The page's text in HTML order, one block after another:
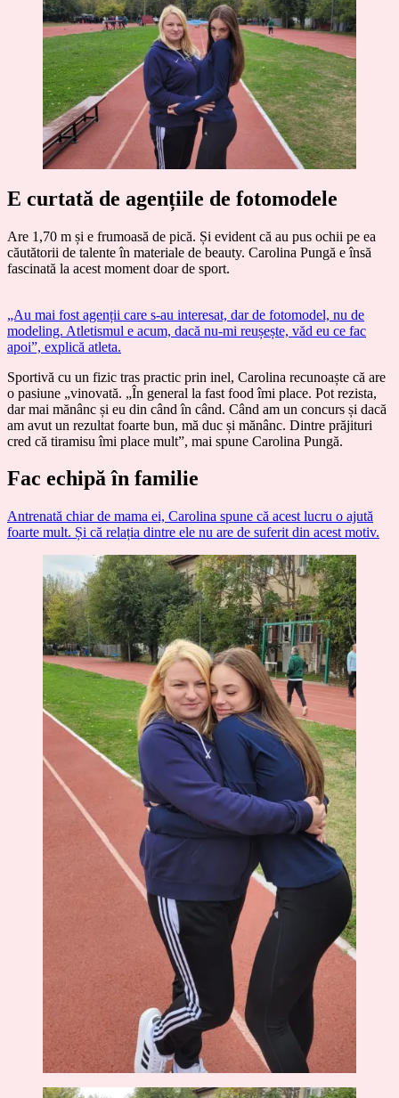
E curtată de agențiile de fotomodele
Are 1,70 m și e frumoasă de pică. Și evident că au pus ochii pe ea
căutătorii de talente în materiale de beauty. Carolina Pungă e însă
fascinată la acest moment doar de sport.
„Au mai fost agenții care s-au interesat, dar de fotomodel, nu de
modeling. Atletismul e acum, dacă nu-mi reușește, văd eu ce fac
apoi”, explică atleta.
Sportivă cu un fizic tras practic prin inel, Carolina recunoaște că are
o pasiune „vinovată. „În general la fast food îmi place. Pot rezista,
dar mai mănânc și eu din când în când. Când am un concurs și dacă
am avut un rezultat foarte bun, mă duc și mănânc. Dintre prăjituri
cred că tiramisu îmi place mult”, mai spune Carolina Pungă.
Fac echipă în familie
Antrenată chiar de mama ei, Carolina spune că acest lucru o ajută
foarte mult. Și că relația dintre ele nu are de suferit din acest motiv.